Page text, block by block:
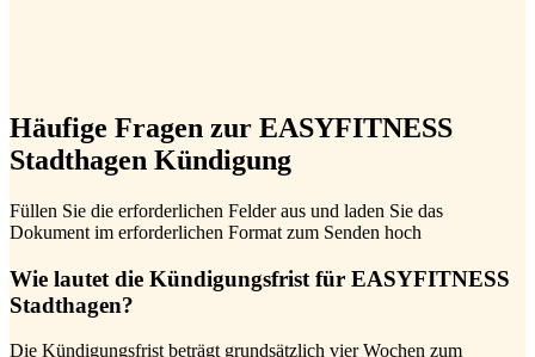
Häufige Fragen zur EASYFITNESS
Stadthagen Kündigung
Füllen Sie die erforderlichen Felder aus und laden Sie das
Dokument im erforderlichen Format zum Senden hoch
Wie lautet die Kündigungsfrist für EASYFITNESS
Stadthagen?
Die Kündigungsfrist beträgt grundsätzlich vier Wochen zum